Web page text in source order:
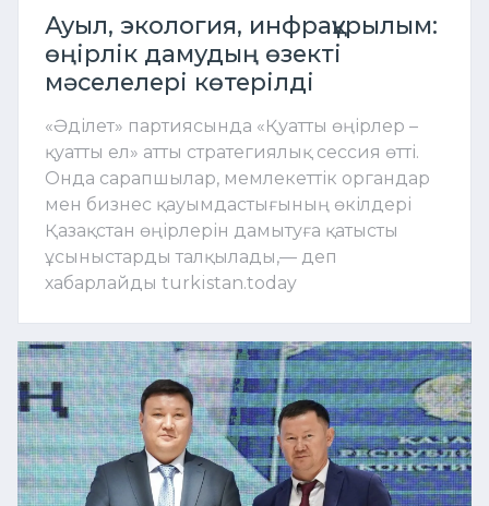
Ауыл, экология, инфрақұрылым:
өңірлік дамудың өзекті
мәселелері көтерілді
«Әділет» партиясында «Қуатты өңірлер –
қуатты ел» атты стратегиялық сессия өтті.
Онда сарапшылар, мемлекеттік органдар
мен бизнес қауымдастығының өкілдері
Қазақстан өңірлерін дамытуға қатысты
ұсыныстарды талқылады,— деп
хабарлайды turkistan.today